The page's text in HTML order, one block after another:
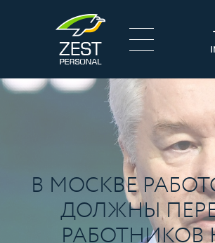
В МОСКВЕ
ДОЛЖНЫ
РАБОТНИКОВ